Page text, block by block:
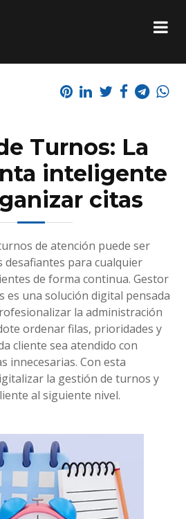
Turnos: La
inteligente
citas
de atención puede ser
desafiantes para cualquier
de forma continua. Gestor
es una solución digital pensada
la administración
ordenar filas, prioridades y
cliente sea atendido con
innecesarias. Con esta
la gestión de turnos y
al siguiente nivel.